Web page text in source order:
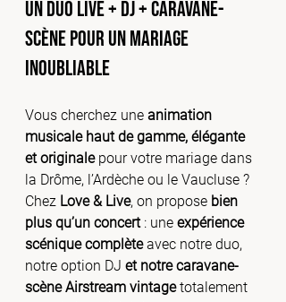
Un duo live + DJ + caravane-
scène pour un mariage
inoubliable
Vous cherchez une animation
musicale haut de gamme, élégante
et originale pour votre mariage dans
la Drôme, l’Ardèche ou le Vaucluse ?
Chez Love & Live, on propose bien
plus qu’un concert : une expérience
scénique complète avec notre duo,
notre option DJ et notre caravane-
scène Airstream vintage totalement